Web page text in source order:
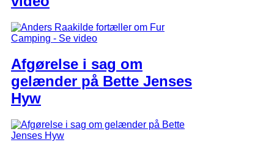
Afgørelse i sag om
gelænder på Bette Jenses
Hyw